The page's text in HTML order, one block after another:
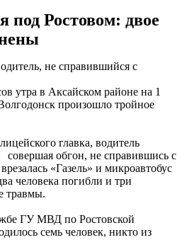
под Ростовом: двое
не справившийся с
утра в Аксайском районе на 1
произошло тройное
главка, водитель
совершая обгон, не справившись с
«Газель» и микроавтобус
человека погибли и три
травмы.
ГУ МВД по Ростовской
семь человек, никто из